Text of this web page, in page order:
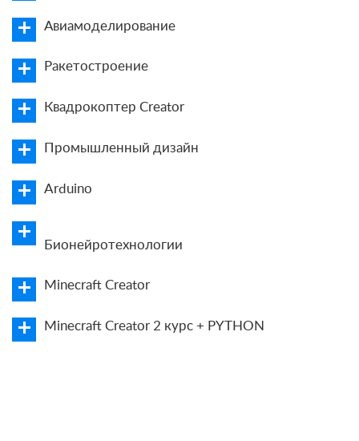
Авиамоделирование
Ракетостроение
Квадрокоптер Creator
Промышленный дизайн
Arduino
Бионейротехнологии
Minecraft Creator
Minecraft Creator 2 курс + PYTHON